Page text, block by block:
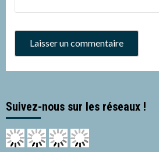
Suivez-nous sur les réseaux !